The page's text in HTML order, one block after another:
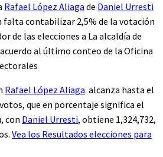
Rafael López Aliaga de Daniel Urresti
falta contabilizar 2,5% de la votación
de las elecciones a La alcaldía de
al último conteo de la Oficina
Rafael López Aliaga alcanza hasta el
que en porcentaje significa el
con Daniel Urresti, obtiene 1,324,732,
Vea los Resultados elecciones para